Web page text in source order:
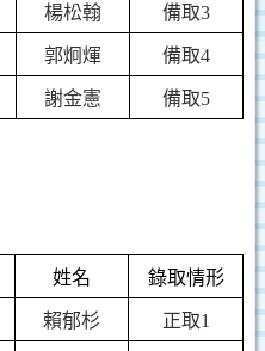
楊松翰 備取3
郭炯煇 備取4
謝金憲 備取5
姓名 錄取情形
賴郁杉 正取1